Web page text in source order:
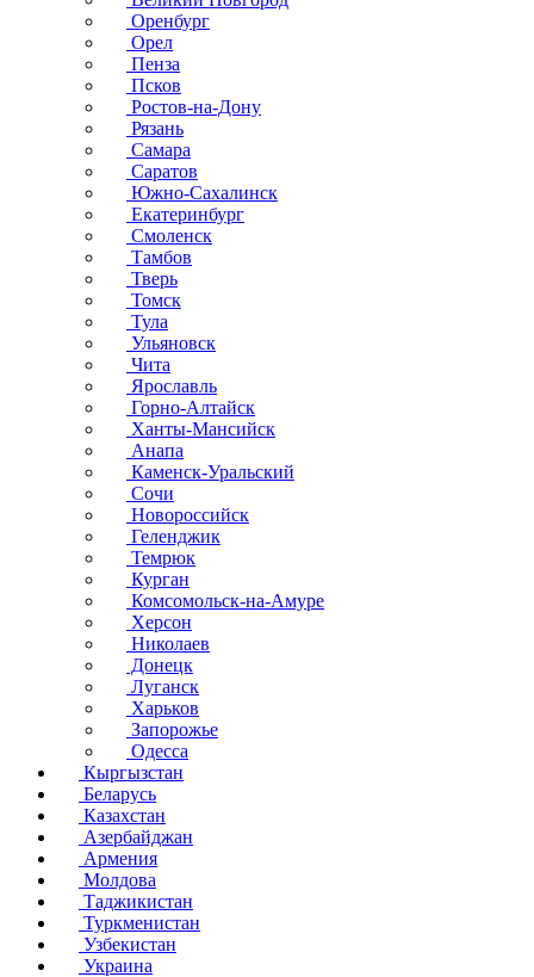
Оренбург
Орел
Пенза
Псков
Ростов-на-Дону
Рязань
Самара
Саратов
Южно-Сахалинск
Екатеринбург
Смоленск
Тамбов
Тверь
Томск
Тула
Ульяновск
Чита
Ярославль
Горно-Алтайск
Ханты-Мансийск
Анапа
Каменск-Уральский
Сочи
Новороссийск
Геленджик
Темрюк
Курган
Комсомольск-на-Амуре
Херсон
Николаев
Донецк
Луганск
Харьков
Запорожье
Одесса
Кыргызстан
Беларусь
Казахстан
Азербайджан
Армения
Молдова
Таджикистан
Туркменистан
Узбекистан
Украина